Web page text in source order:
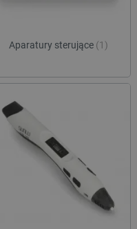
Aparatury sterujące (1)